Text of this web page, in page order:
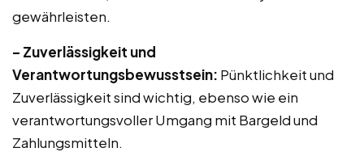
gewährleisten.
– Zuverlässigkeit und
Verantwortungsbewusstsein: Pünktlichkeit und
Zuverlässigkeit sind wichtig, ebenso wie ein
verantwortungsvoller Umgang mit Bargeld und
Zahlungsmitteln.